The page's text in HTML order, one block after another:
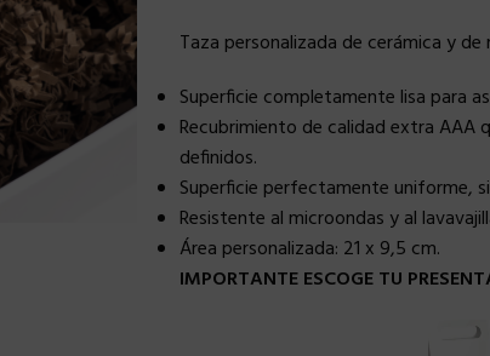
Taza personalizada de cerámica y
Superficie completamente lisa para
Recubrimiento de calidad extra AAA
definidos.
Superficie perfectamente uniforme,
Resistente al microondas y al
Área personalizada: 21 x 9,5 cm.
IMPORTANTE ESCOGE TU